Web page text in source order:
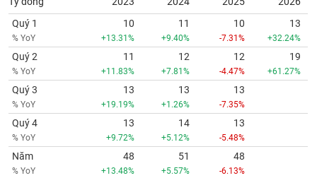
Quý 1
% YoY
10
+13.31%
11
+9.40%
10
-7.31%
13
+32.24%
Quý 2
% YoY
11
+11.83%
12
+7.81%
12
-4.47%
19
+61.27%
Quý 3
% YoY
13
+19.19%
13
+1.26%
13
-7.35%
Quý 4
% YoY
13
+9.72%
14
+5.12%
13
-5.48%
Năm
% YoY
48
+13.48%
51
+5.57%
48
-6.13%